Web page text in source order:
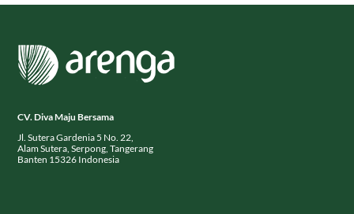
Jl. Sutera Gardenia 5 No. 22,
Alam Sutera, Serpong, Tangerang
Banten 15326 Indonesia